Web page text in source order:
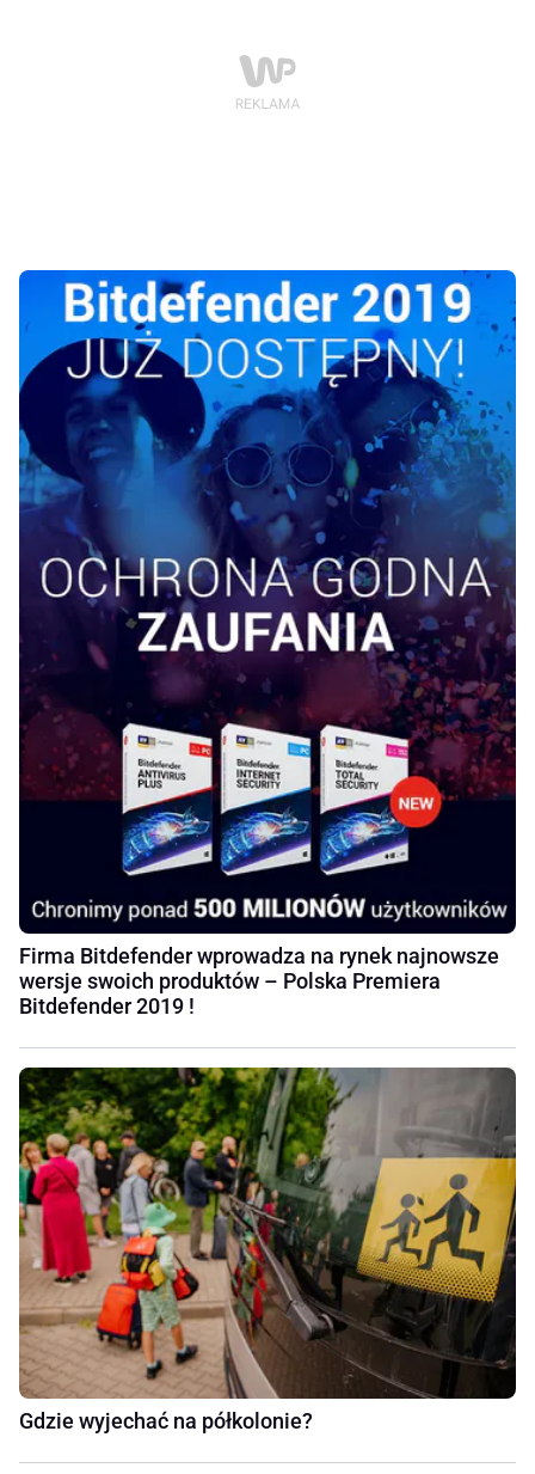
Firma Bitdefender wprowadza na rynek najnowsze
wersje swoich produktów – Polska Premiera
Bitdefender 2019 !
Gdzie wyjechać na półkolonie?